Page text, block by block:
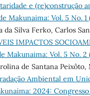
e (re)construção
Makunaima: Vol. 5 No.
Silva Ferko, Carlos
IMPACTOS
Makunaima: Vol. 5 No.
de Santana
Ambiental em
2024: